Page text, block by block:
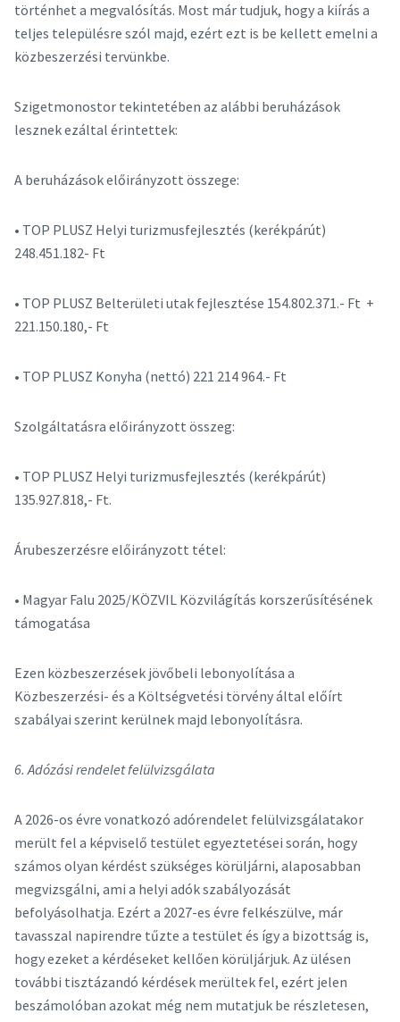
történhet a megvalósítás. Most már tudjuk, hogy a kiírás a
teljes településre szól majd, ezért ezt is be kellett emelni a
közbeszerzési tervünkbe.
Szigetmonostor tekintetében az alábbi beruházások
lesznek ezáltal érintettek:
A beruházások előirányzott összege:
• TOP PLUSZ Helyi turizmusfejlesztés (kerékpárút)
248.451.182- Ft
• TOP PLUSZ Belterületi utak fejlesztése 154.802.371.- Ft +
221.150.180,- Ft
• TOP PLUSZ Konyha (nettó) 221 214 964.- Ft
Szolgáltatásra előirányzott összeg:
• TOP PLUSZ Helyi turizmusfejlesztés (kerékpárút)
135.927.818,- Ft.
Árubeszerzésre előirányzott tétel:
• Magyar Falu 2025/KÖZVIL Közvilágítás korszerűsítésének
támogatása
Ezen közbeszerzések jövőbeli lebonyolítása a
Közbeszerzési- és a Költségvetési törvény által előírt
szabályai szerint kerülnek majd lebonyolításra.
6. Adózási rendelet felülvizsgálata
A 2026-os évre vonatkozó adórendelet felülvizsgálatakor
merült fel a képviselő testület egyeztetései során, hogy
számos olyan kérdést szükséges körüljárni, alaposabban
megvizsgálni, ami a helyi adók szabályozását
befolyásolhatja. Ezért a 2027-es évre felkészülve, már
tavasszal napirendre tűzte a testület és így a bizottság is,
hogy ezeket a kérdéseket kellően körüljárjuk. Az ülésen
további tisztázandó kérdések merültek fel, ezért jelen
beszámolóban azokat még nem mutatjuk be részletesen,